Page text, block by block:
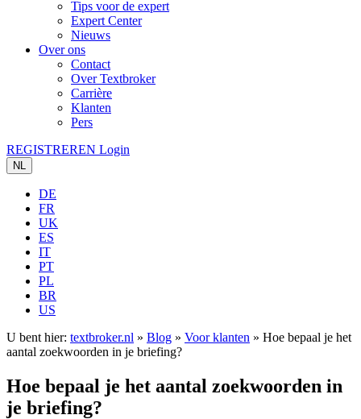
Tips voor de expert
Expert Center
Nieuws
Over ons
Contact
Over Textbroker
Carrière
Klanten
Pers
REGISTREREN Login
NL
DE
FR
UK
ES
IT
PT
PL
BR
US
U bent hier: textbroker.nl » Blog » Voor klanten » Hoe bepaal je het
aantal zoekwoorden in je briefing?
Hoe bepaal je het aantal zoekwoorden in
je briefing?